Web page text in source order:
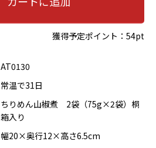
獲得予定ポイント：54pt
AT0130
常温で31日
ちりめん山椒煮 2袋（75g×2袋）桐
箱入り
幅20×奥行12×高さ6.5cm